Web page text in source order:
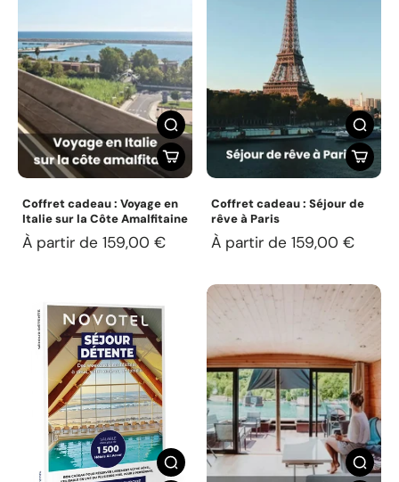
Coffret cadeau : Voyage en
Italie sur la Côte Amalfitaine
À partir de 159,00 €
Coffret cadeau : Séjour de
rêve à Paris
À partir de 159,00 €